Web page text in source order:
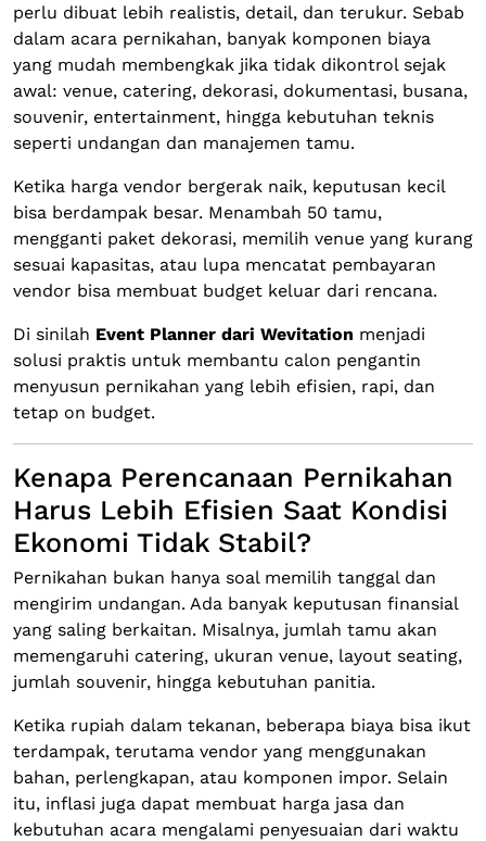
perlu dibuat lebih realistis, detail, dan terukur. Sebab
dalam acara pernikahan, banyak komponen biaya
yang mudah membengkak jika tidak dikontrol sejak
awal: venue, catering, dekorasi, dokumentasi, busana,
souvenir, entertainment, hingga kebutuhan teknis
seperti undangan dan manajemen tamu.
Ketika harga vendor bergerak naik, keputusan kecil
bisa berdampak besar. Menambah 50 tamu,
mengganti paket dekorasi, memilih venue yang kurang
sesuai kapasitas, atau lupa mencatat pembayaran
vendor bisa membuat budget keluar dari rencana.
Di sinilah Event Planner dari Wevitation menjadi
solusi praktis untuk membantu calon pengantin
menyusun pernikahan yang lebih efisien, rapi, dan
tetap on budget.
Kenapa Perencanaan Pernikahan
Harus Lebih Efisien Saat Kondisi
Ekonomi Tidak Stabil?
Pernikahan bukan hanya soal memilih tanggal dan
mengirim undangan. Ada banyak keputusan finansial
yang saling berkaitan. Misalnya, jumlah tamu akan
memengaruhi catering, ukuran venue, layout seating,
jumlah souvenir, hingga kebutuhan panitia.
Ketika rupiah dalam tekanan, beberapa biaya bisa ikut
terdampak, terutama vendor yang menggunakan
bahan, perlengkapan, atau komponen impor. Selain
itu, inflasi juga dapat membuat harga jasa dan
kebutuhan acara mengalami penyesuaian dari waktu